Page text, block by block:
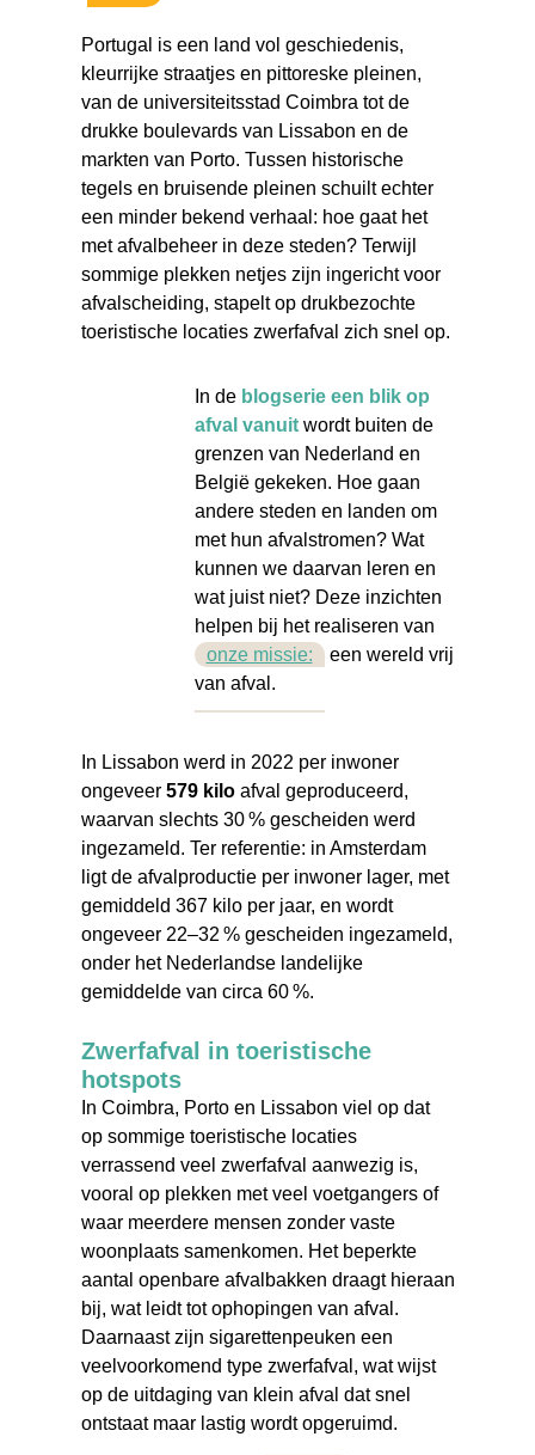
Portugal is een land vol geschiedenis,
kleurrijke straatjes en pittoreske pleinen,
van de universiteitsstad Coimbra tot de
drukke boulevards van Lissabon en de
markten van Porto. Tussen historische
tegels en bruisende pleinen schuilt echter
een minder bekend verhaal: hoe gaat het
met afvalbeheer in deze steden? Terwijl
sommige plekken netjes zijn ingericht voor
afvalscheiding, stapelt op drukbezochte
toeristische locaties zwerfafval zich snel op.
In de blogserie een blik op
afval vanuitwordt buiten de
grenzen van Nederland en
België gekeken. Hoe gaan
andere steden en landen om
met hun afvalstromen? Wat
kunnen we daarvan leren en
wat juist niet? Deze inzichten
helpen bij het realiseren van
onze missie:
een wereld vrij
van afval.
In Lissabon werd in 2022 per inwoner
ongeveer 579 kiloafval geproduceerd,
waarvan slechts 30 % gescheiden werd
ingezameld. Ter referentie: in Amsterdam
ligt de afvalproductie per inwoner lager, met
gemiddeld 367 kilo per jaar, en wordt
ongeveer 22–32 % gescheiden ingezameld,
onder het Nederlandse landelijke
gemiddelde van circa 60 %.
Zwerfafval in toeristische
hotspots
In Coimbra, Porto en Lissabon viel op dat
op sommige toeristische locaties
verrassend veel zwerfafval aanwezig is,
vooral op plekken met veel voetgangers of
waar meerdere mensen zonder vaste
woonplaats samenkomen. Het beperkte
aantal openbare afvalbakken draagt hieraan
bij, wat leidt tot ophopingen van afval.
Daarnaast zijn sigarettenpeuken een
veelvoorkomend type zwerfafval, wat wijst
op de uitdaging van klein afval dat snel
ontstaat maar lastig wordt opgeruimd.